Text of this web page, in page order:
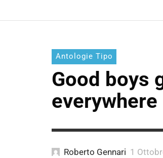
Antologie Tipo
Good boys
everywhere
Roberto Gennari 1